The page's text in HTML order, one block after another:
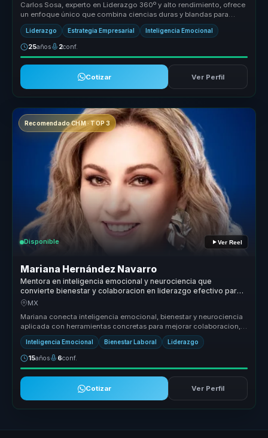
Carlos Sosa, experto en Liderazgo 360º y alto rendimiento, ofrece
un enfoque único que combina ciencias duras y blandas para
optimizar la...
Liderazgo Estrategia Empresarial Inteligencia Emocional
25años 2conf.
Cotizar Ver Perfil
Recomendado CHM · TOP 3
Disponible Ver Reel
Mariana Hernández Navarro
Mentora en inteligencia emocional y neurociencia que
convierte bienestar y colaboracion en liderazgo efectivo para
empresas y equipos.
MX
Mariana conecta inteligencia emocional, bienestar y neurociencia
aplicada con herramientas concretas para mejorar colaboracion,
clima y l...
Inteligencia Emocional Bienestar Laboral Liderazgo
15años 6conf.
Cotizar Ver Perfil